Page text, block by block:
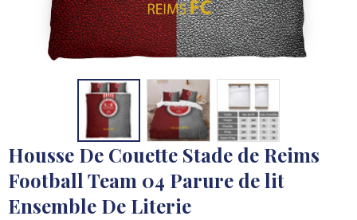
Housse De Couette Stade de Reims
Football Team 04 Parure de lit
Ensemble De Literie